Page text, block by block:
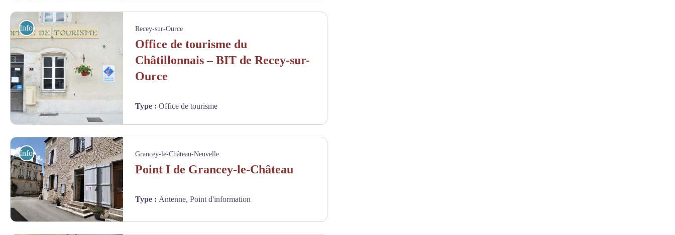
Information touristique Recey-sur-Ource
Office de tourisme du
Châtillonnais – BIT de Recey-sur-
Ource
Type : Office de tourisme
Information touristique Grancey-le-Château-Neuvelle
Point I de Grancey-le-Château
Type : Antenne, Point d'information